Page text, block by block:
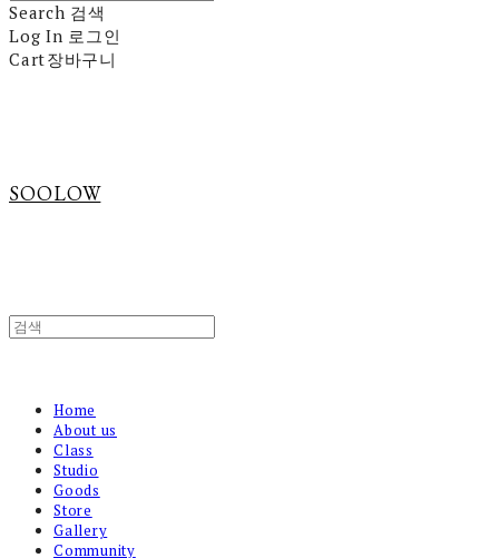
Search 검색
Log In 로그인
Cart장바구니
SOOLOW
Home
About us
Class
Studio
Goods
Store
Gallery
Community